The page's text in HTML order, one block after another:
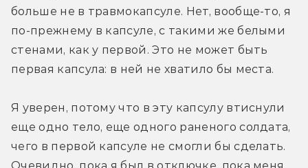
больше не в травмокапсуле. Нет, вообще-то, я
по-прежнему в капсуле, с такими же белыми
стенами, как у первой. Это не может быть
первая капсула: в ней не хватило бы места.
Я уверен, потому что в эту капсулу втиснули
еще одно тело, еще одного раненого солдата,
чего в первой капсуле не смогли бы сделать.